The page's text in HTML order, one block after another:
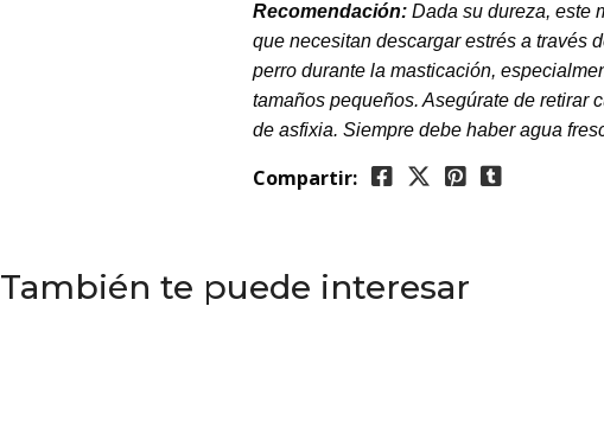
Recomendación: Dada su dureza, este
que necesitan descargar estrés a través
perro durante la masticación,
tamaños pequeños. Asegúrate de retirar
de asfixia. Siempre debe haber agua
Compartir:
También te puede interesar